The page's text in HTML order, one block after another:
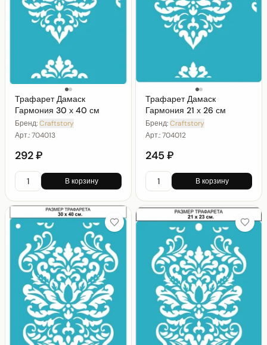
Трафарет Дамаск
Гармония 30 х 40 см
Бренд:Craftstory
Арт.:704013
292 ₽
В корзину
Трафарет Дамаск
Гармония 21 х 26 см
Бренд:Craftstory
Арт.:704012
245 ₽
В корзину